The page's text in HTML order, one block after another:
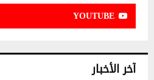
YOUTUBE
آخر الأخبار